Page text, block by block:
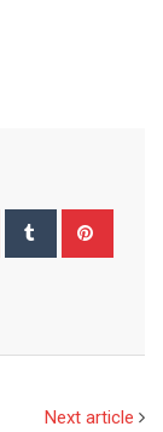
StumbleUpon
Tumblr
Next article